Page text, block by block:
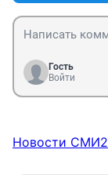
Гость
Войти
Новости СМИ2